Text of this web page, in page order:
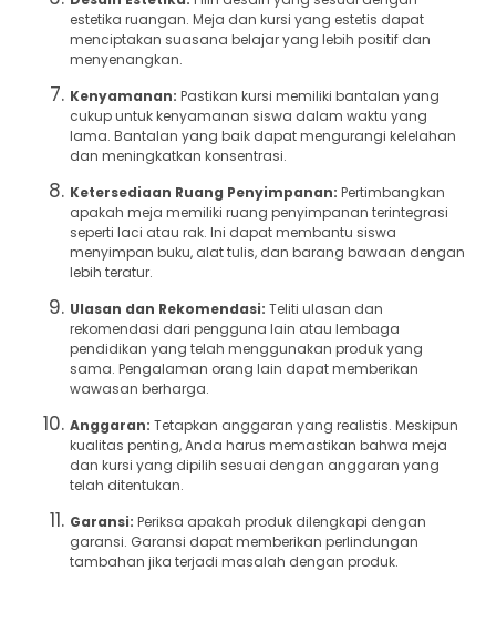
estetika ruangan. Meja dan kursi yang estetis dapat
menciptakan suasana belajar yang lebih positif dan
menyenangkan.
Kenyamanan: Pastikan kursi memiliki bantalan yang
cukup untuk kenyamanan siswa dalam waktu yang
lama. Bantalan yang baik dapat mengurangi kelelahan
dan meningkatkan konsentrasi.
Ketersediaan Ruang Penyimpanan: Pertimbangkan
apakah meja memiliki ruang penyimpanan terintegrasi
seperti laci atau rak. Ini dapat membantu siswa
menyimpan buku, alat tulis, dan barang bawaan dengan
lebih teratur.
Ulasan dan Rekomendasi: Teliti ulasan dan
rekomendasi dari pengguna lain atau lembaga
pendidikan yang telah menggunakan produk yang
sama. Pengalaman orang lain dapat memberikan
wawasan berharga.
Anggaran: Tetapkan anggaran yang realistis. Meskipun
kualitas penting, Anda harus memastikan bahwa meja
dan kursi yang dipilih sesuai dengan anggaran yang
telah ditentukan.
Garansi: Periksa apakah produk dilengkapi dengan
garansi. Garansi dapat memberikan perlindungan
tambahan jika terjadi masalah dengan produk.